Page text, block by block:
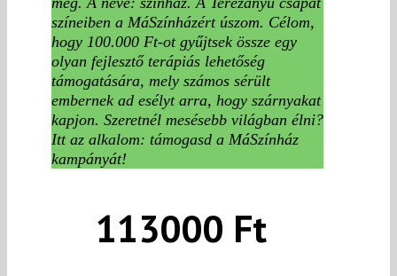
színeiben a MáSzínházért úszom. Célom,
hogy 100.000 Ft-ot gyűjtsek össze egy
olyan fejlesztő terápiás lehetőség
támogatására, mely számos sérült
embernek ad esélyt arra, hogy szárnyakat
kapjon. Szeretnél mesésebb világban élni?
Itt az alkalom: támogasd a MáSzínház
kampányát!
113000 Ft